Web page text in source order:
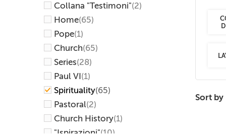
Collana "Testimoni"(2)
Home(65)
Pope(1)
Church(65)
Series(28)
Paul VI(1)
Spirituality(65)
Pastoral(2)
Church History(1)
"Ispirazioni"(10)
Sort by